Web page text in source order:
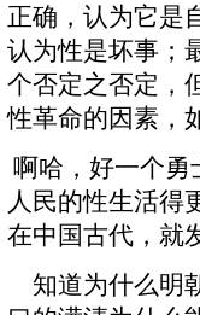
正确，认为它是
认为性是坏事；
个否定之否定，
性革命的因素，
啊哈，好一个勇
人民的性生活得
在中国古代，就
知道为什么明